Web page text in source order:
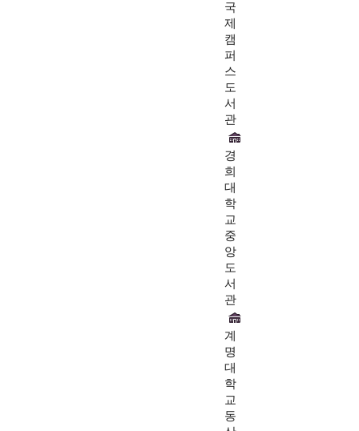
국
제
캠
퍼
스
도
서
관
경
희
대
학
교
중
앙
도
서
관
계
명
대
학
교
동